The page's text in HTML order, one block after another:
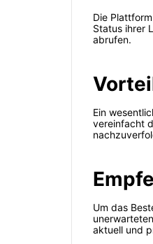
Die
Status ihrer
abrufen.
Ein
vereinfacht
Um das
aktuell und